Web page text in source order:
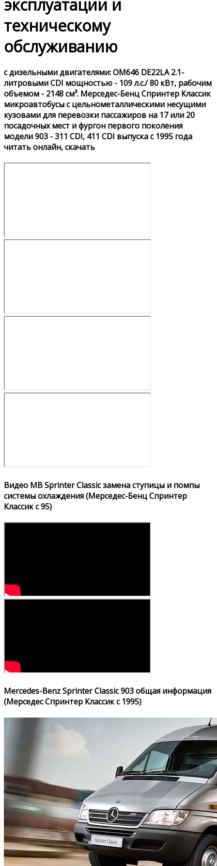
эксплуатации и
техническому
обслуживанию
с дизельными двигателями: OM646 DE22LA 2.1-
литровыми CDI мощностью - 109 л.с./ 80 кВт, рабочим
объемом - 2148 см³. Мерседес-Бенц Спринтер Классик
микроавтобусы с цельнометаллическими несущими
кузовами для перевозки пассажиров на 17 или 20
посадочных мест и фургон первого поколения
модели 903 - 311 CDI, 411 CDI выпуска с 1995 года
читать онлайн, скачать
Видео MB Sprinter Classic замена ступицы и помпы
системы охлаждения (Мерседес-Бенц Спринтер
Классик с 95)
Mercedes-Benz Sprinter Classic 903 общая информация
(Мерседес Спринтер Классик с 1995)